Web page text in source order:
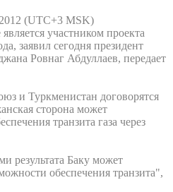
(UTC+3 MSK)
участником проекта
заявил сегодня президент
Ровнаг Абдуллаев, передает
и Туркменистан договорятся
сторона может
транзита газа через
результата Баку может
обеспечения транзита",